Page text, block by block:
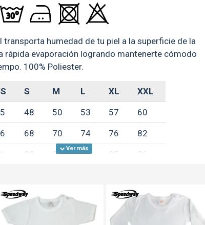
transporta humedad de tu piel a la superficie de la
rápida evaporación logrando mantenerte cómodo
100% Poliester.
S M L XL XXL
48 50 53 57 60
68 70 74 76 82
22 23 24 25 26
110 Segundos.
Nuevo TEXTTRANSPARENTE
TEXTTRANSPARENTE TEXTTRANSPARENTE